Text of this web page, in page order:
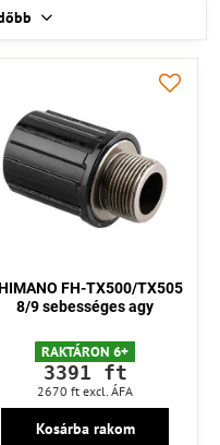
FH-TX500/TX505
8/9 sebességes agy
RAKTÁRON 6+
3391 ft
2670 ft excl. ÁFA
Kosárba rakom